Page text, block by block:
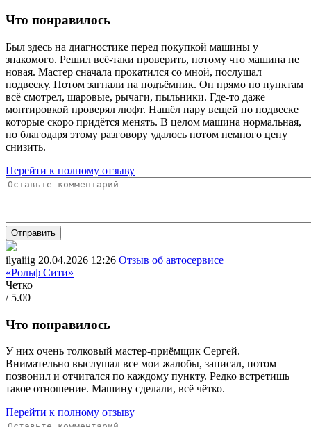
Что понравилось
Был здесь на диагностике перед покупкой машины у
знакомого. Решил всё-таки проверить, потому что машина не
новая. Мастер сначала прокатился со мной, послушал
подвеску. Потом загнали на подъёмник. Он прямо по пунктам
всё смотрел, шаровые, рычаги, пыльники. Где-то даже
монтировкой проверял люфт. Нашёл пару вещей по подвеске
которые скоро придётся менять. В целом машина нормальная,
но благодаря этому разговору удалось потом немного цену
снизить.
Перейти к полному отзыву
Отправить
ilyaiiig 20.04.2026 12:26 Отзыв об автосервисе
«Рольф Сити»
Четко
/ 5.00
Что понравилось
У них очень толковый мастер-приёмщик Сергей.
Внимательно выслушал все мои жалобы, записал, потом
позвонил и отчитался по каждому пункту. Редко встретишь
такое отношение. Машину сделали, всё чётко.
Перейти к полному отзыву